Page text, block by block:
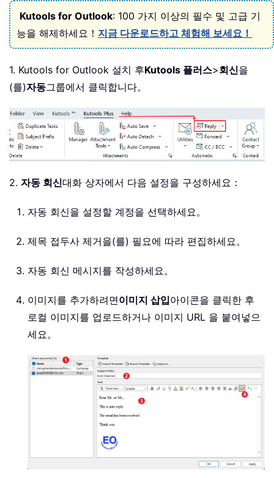
Kutools for Outlook: 100 가지 이상의 필수 및 고급 기
능을 해제하세요！ 지금 다운로드하고 체험해 보세요！
1. Kutools for Outlook 설치 후Kutools 플러스>회신을
(를)자동그룹에서 클릭합니다。
2. 자동 회신대화 상자에서 다음 설정을 구성하세요：
자동 회신을 설정할 계정을 선택하세요。
제목 접두사 제거을(를) 필요에 따라 편집하세요。
자동 회신 메시지를 작성하세요。
이미지를 추가하려면이미지 삽입아이콘을 클릭한 후
로컬 이미지를 업로드하거나 이미지 URL 을 붙여넣으
세요。